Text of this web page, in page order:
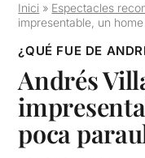
Inici » Espectacles
impresentable, un
¿QUÉ FUE DE
Andrés
poca